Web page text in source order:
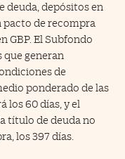
deuda, depósitos en
de recompra
GBP. El Subfondo
generan
de
ponderado de las
los 60 días, y el
título de deuda no
los 397 días.